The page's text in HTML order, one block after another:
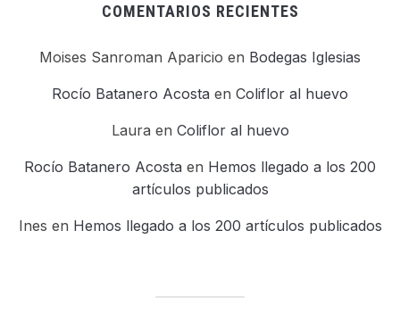
COMENTARIOS RECIENTES
Moises Sanroman Aparicio en Bodegas Iglesias
Rocío Batanero Acosta en Coliflor al huevo
Laura en Coliflor al huevo
Rocío Batanero Acosta en Hemos llegado a los 200
artículos publicados
Ines en Hemos llegado a los 200 artículos publicados